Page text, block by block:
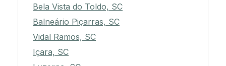
Bela Vista do Toldo, SC
Balneário Piçarras, SC
Vidal Ramos, SC
Içara, SC